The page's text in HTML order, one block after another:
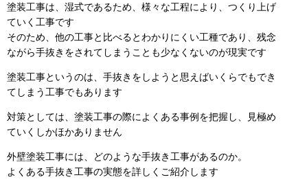
塗装工事は、湿式であるため、様々な工程により、つくり上げ
ていく工事です
そのため、他の工事と比べるとわかりにくい工種であり、残念
ながら手抜きをされてしまうことも少なくないのが現実です
塗装工事というのは、手抜きをしようと思えばいくらでもでき
てしまう工事でもあります
対策としては、塗装工事の際によくある事例を把握し、見極め
ていくしかほかありません
外壁塗装工事には、どのような手抜き工事があるのか。
よくある手抜き工事の実態を詳しくご紹介します